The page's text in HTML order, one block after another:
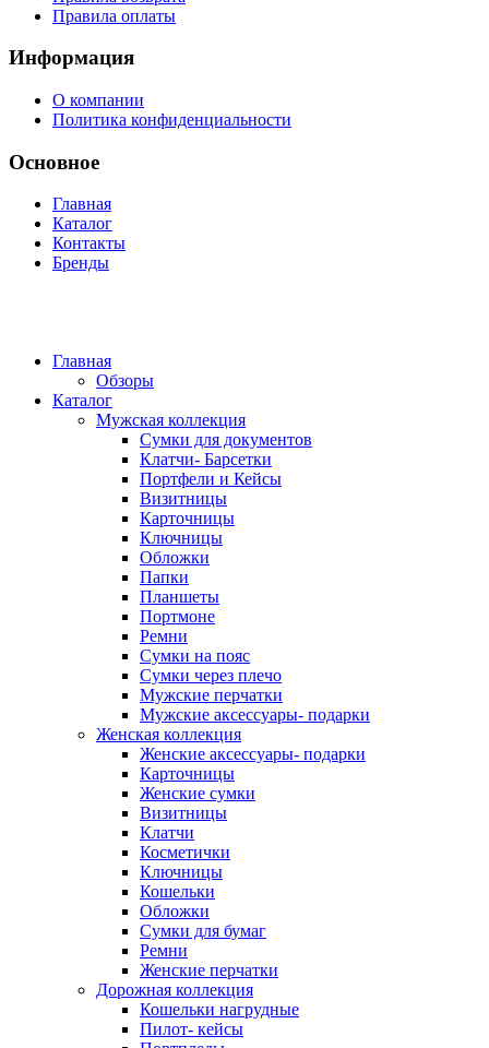
Правила оплаты
Информация
О компании
Политика конфиденциальности
Основное
Главная
Каталог
Контакты
Бренды
Главная
Обзоры
Каталог
Мужская коллекция
Сумки для документов
Клатчи- Барсетки
Портфели и Кейсы
Визитницы
Карточницы
Ключницы
Обложки
Папки
Планшеты
Портмоне
Ремни
Сумки на пояс
Сумки через плечо
Мужские перчатки
Мужские аксессуары- подарки
Женская коллекция
Женские аксессуары- подарки
Карточницы
Женские сумки
Визитницы
Клатчи
Косметички
Ключницы
Кошельки
Обложки
Сумки для бумаг
Ремни
Женские перчатки
Дорожная коллекция
Кошельки нагрудные
Пилот- кейсы